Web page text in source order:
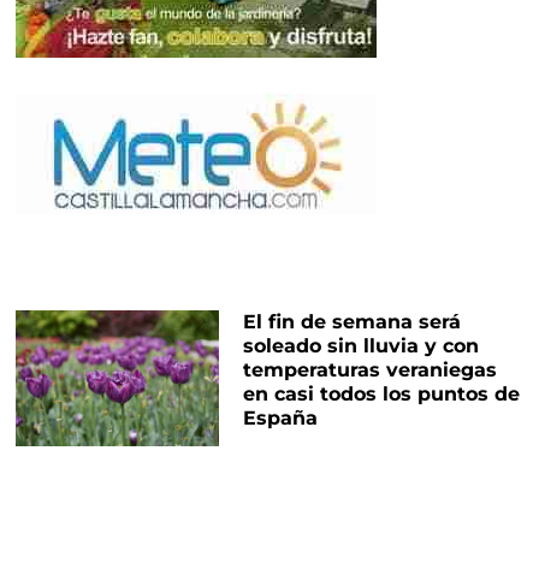
El fin de semana será
soleado sin lluvia y con
temperaturas veraniegas
en casi todos los puntos de
España